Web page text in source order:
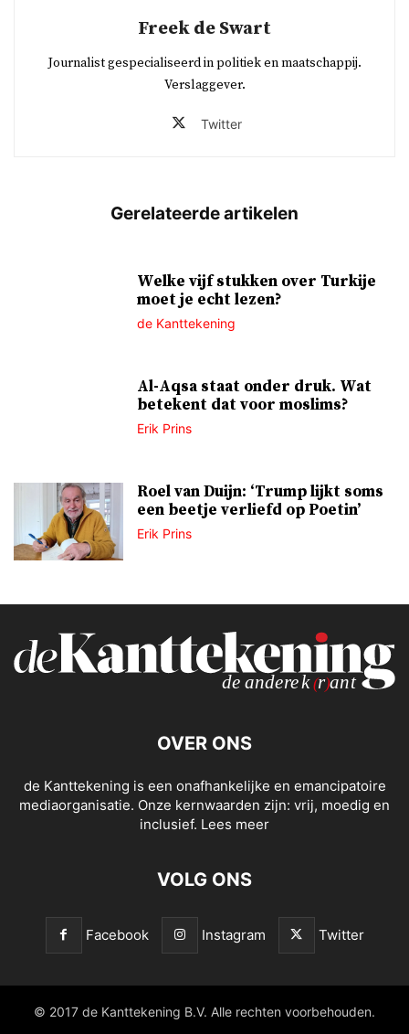
Freek de Swart
Journalist gespecialiseerd in politiek en maatschappij.
Verslaggever.
Twitter
Welke vijf stukken over Turkije
moet je echt lezen?
de Kanttekening
Al-Aqsa staat onder druk. Wat
betekent dat voor moslims?
Erik Prins
Roel van Duijn: ‘Trump lijkt soms
een beetje verliefd op Poetin’
Erik Prins
OVER ONS
de Kanttekening is een onafhankelijke en emancipatoire
mediaorganisatie. Onze kernwaarden zijn: vrij, moedig en
inclusief. Lees meer
VOLG ONS
Facebook Instagram Twitter
© 2017 de Kanttekening B.V. Alle rechten voorbehouden.